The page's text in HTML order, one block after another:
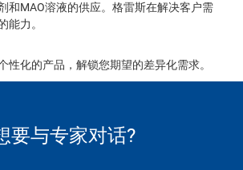
和MAO溶液的供应。 格雷斯在解决客户需
能力。
性化的产品，解锁您期望的差异化需求。
要与专家对话?